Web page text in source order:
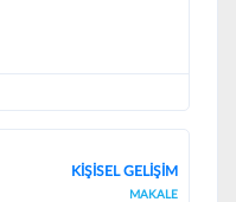
KİŞİSEL GELİŞİM
MAKALE